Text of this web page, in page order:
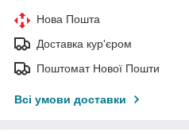
Нова Пошта
Доставка кур'єром
Поштомат Нової Пошти
Всі умови доставки